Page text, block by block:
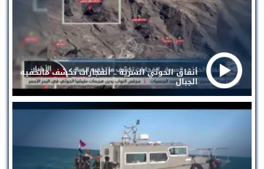
أنفاق الحوثي السرية .. انفجارات تكشف ماتخفيه
الجبال